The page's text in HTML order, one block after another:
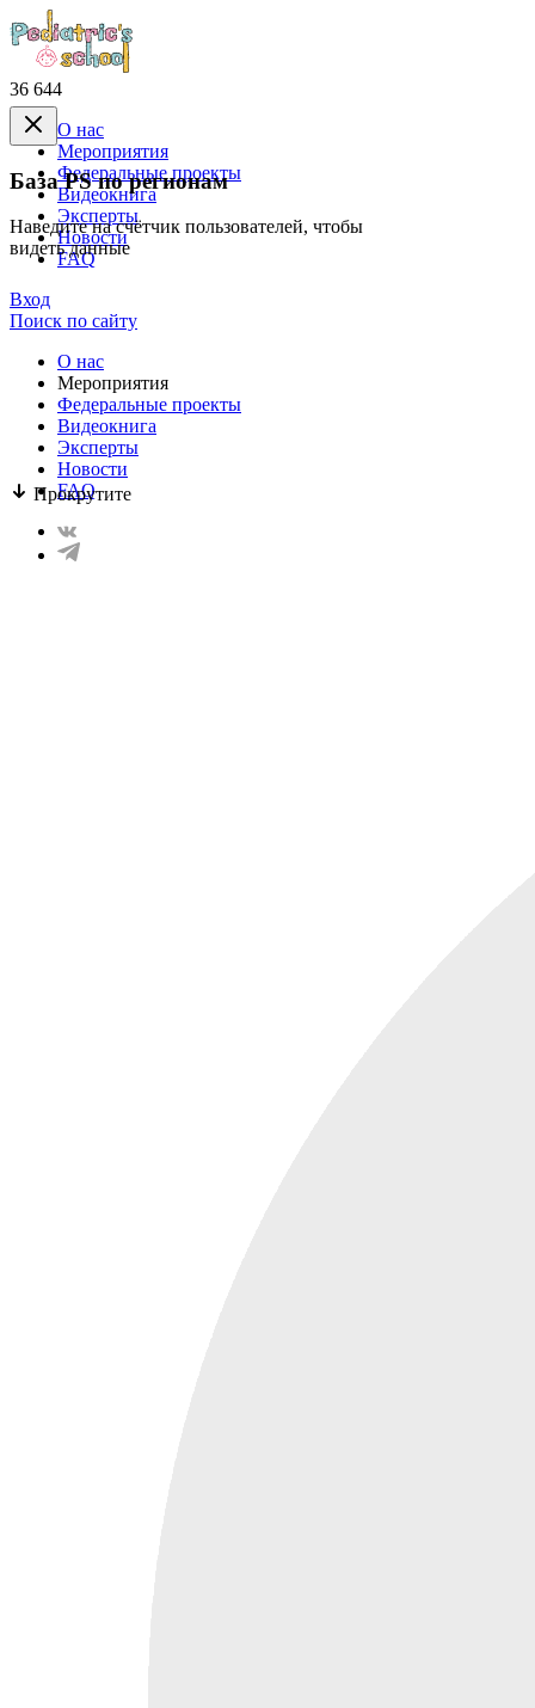
36 644
База PS по регионам
Наведите на счётчик пользователей, чтобы
видеть данные
Прокрутите
О нас
Mероприятия
Федеральные проекты
Видеокнига
Эксперты
Новости
FAQ
Вход
Поиск по сайту
О нас
Mероприятия
Федеральные проекты
Видеокнига
Эксперты
Новости
FAQ